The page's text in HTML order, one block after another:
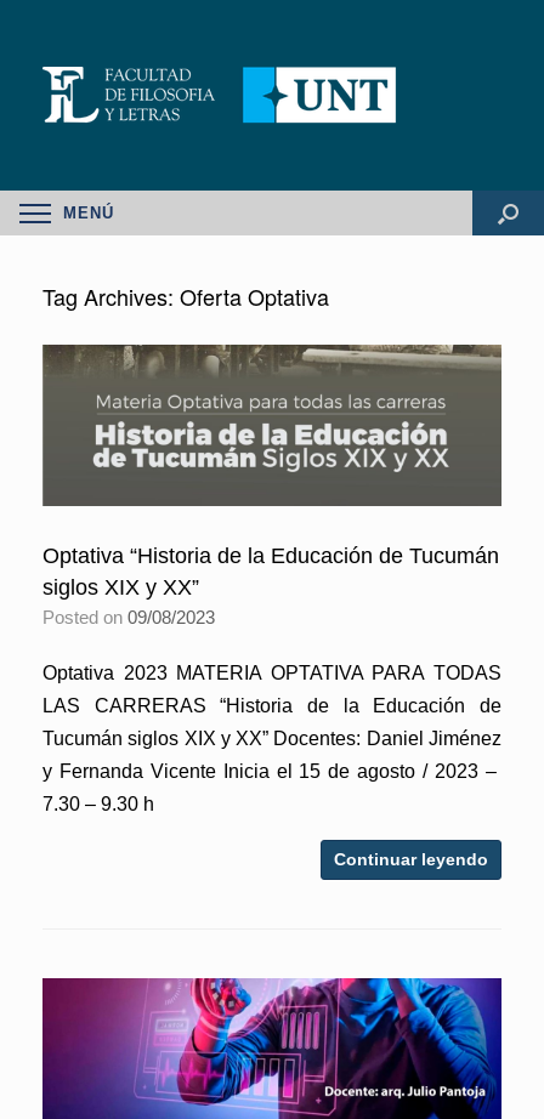
MENÚ
Tag Archives: Oferta Optativa
Optativa “Historia de la Educación de Tucumán
siglos XIX y XX”
Posted on 09/08/2023
Optativa 2023 MATERIA OPTATIVA PARA TODAS
LAS CARRERAS “Historia de la Educación de
Tucumán siglos XIX y XX” Docentes: Daniel Jiménez
y Fernanda Vicente Inicia el 15 de agosto / 2023 –
7.30 – 9.30 h
Continuar leyendo